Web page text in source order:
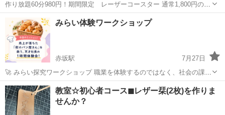
作り放題60分980円！期間限定 レーザーコースター 通常1,800円のレ
ーザーコースター作りが980円で60分作り放題！コースター周りのステ
ッチを縫うまでが一つになります。刻印はしてもしなくても大丈夫で
す。 【していた...
福岡市 博多駅 ワークショップ
みらい体験ワークショップ
赤坂駅
7月27日
🚀 みらい探究ワークショップ 職業を体験するのではなく、社会の課題
を解決するプロジェクトに挑戦！「社会を知る」から「社会を創る」
へ。どんな時代になっても、自分の力で未来を切り拓き、生き抜く力
を育てます。 【課題】...
福岡 福岡市 赤坂駅 ワークショップ 小学校
教室☆初心者コース◼︎レザー栞(2枚)を作りま
せんか？